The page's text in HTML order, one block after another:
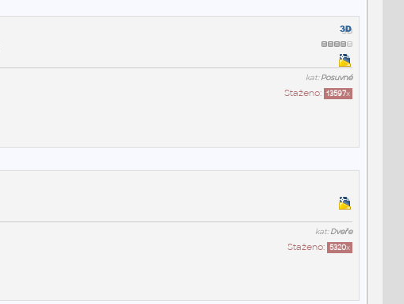
kat:Posuvné
Staženo: 13597x
kat:Dveře
Staženo: 5320x